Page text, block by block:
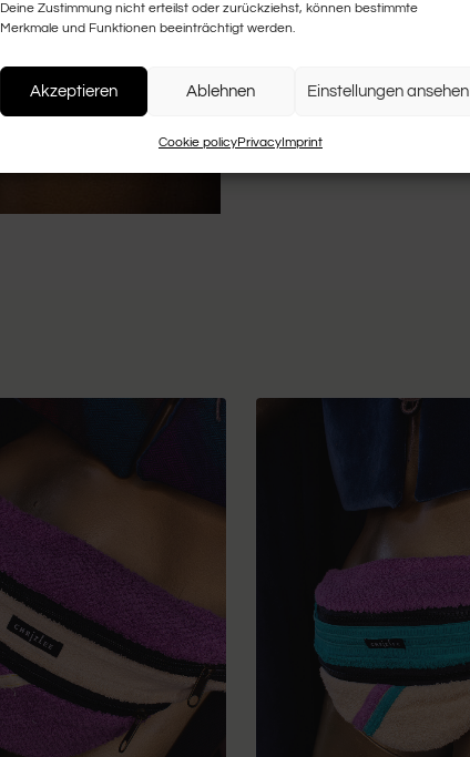
Deine Zustimmung nicht erteilst oder zurückziehst, können bestimmte
Merkmale und Funktionen beeinträchtigt werden.
Akzeptieren Ablehnen Einstellungen ansehen
Cookie policyPrivacyImprint